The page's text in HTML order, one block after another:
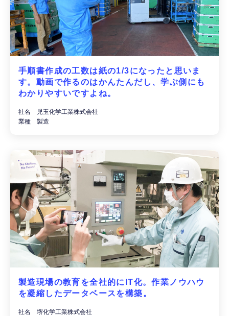
手順書作成の工数は紙の1/3になったと思いま
す。動画で作るのはかんたんだし、学ぶ側にも
わかりやすいですよね。
社名 児玉化学工業株式会社
業種 製造
製造現場の教育を全社的にIT化。作業ノウハウ
を凝縮したデータベースを構築。
社名 堺化学工業株式会社